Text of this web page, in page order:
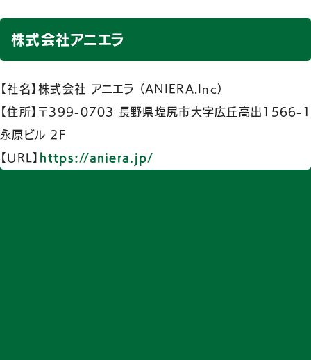
株式会社アニエラ
【社名】株式会社 アニエラ （ANIERA.Inc）
【住所】〒399-0703 長野県塩尻市大字広丘高出1566-1
永原ビル 2F
【URL】 https://aniera.jp/